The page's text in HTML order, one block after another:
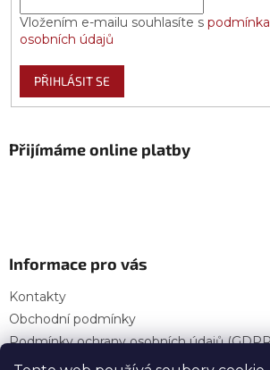
Vložením e-mailu souhlasíte s
osobních údajů
PŘIHLÁSIT SE
Přijímáme online platby
Informace pro vás
Kontakty
Obchodní podmínky
Podmínky ochrany osobních údajů
Provozní doba